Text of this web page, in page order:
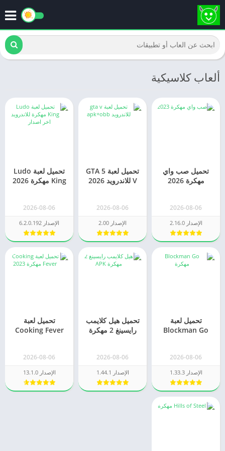
ألعاب كلاسيكية
تحميل صب واي
مهكرة 2026
2026-08-06
الإصدار 2.16.0
تحميل لعبة GTA 5
V للاندرويد 2026
2026-08-06
الإصدار 2.00
تحميل لعبة Ludo
King مهكرة 2026
2026-08-06
الإصدار 6.2.0.192
تحميل لعبة
Blockman Go
2026-08-06
الإصدار 1.33.3
تحميل هيل كلايمب
رايسينغ 2 مهكرة
2026-08-06
الإصدار 1.44.1
تحميل لعبة
Cooking Fever
2026-08-06
الإصدار 13.1.0